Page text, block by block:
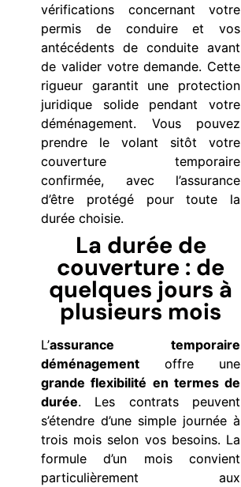
vérifications concernant votre
permis de conduire et vos
antécédents de conduite avant
de valider votre demande. Cette
rigueur garantit une protection
juridique solide pendant votre
déménagement. Vous pouvez
prendre le volant sitôt votre
couverture temporaire
confirmée, avec l’assurance
d’être protégé pour toute la
durée choisie.
La durée de
couverture : de
quelques jours à
plusieurs mois
L’assurance temporaire
déménagement offre une
grande flexibilité en termes de
durée. Les contrats peuvent
s’étendre d’une simple journée à
trois mois selon vos besoins. La
formule d’un mois convient
particulièrement aux